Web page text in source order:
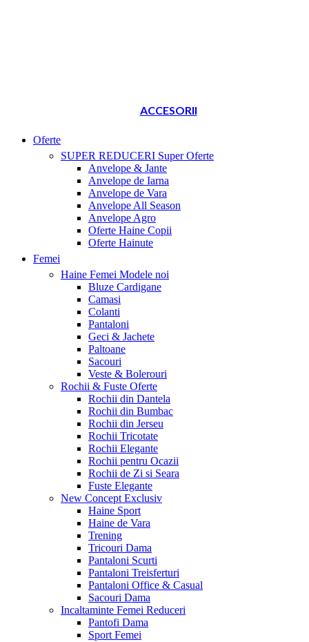
ACCESORII
Oferte
SUPER REDUCERI Super Oferte
Anvelope & Jante
Anvelope de Iarna
Anvelope de Vara
Anvelope All Season
Anvelope Agro
Oferte Haine Copii
Oferte Hainute
Femei
Haine Femei Modele noi
Bluze Cardigane
Camasi
Colanti
Pantaloni
Geci & Jachete
Paltoane
Sacouri
Veste & Bolerouri
Rochii & Fuste Oferte
Rochii din Dantela
Rochii din Bumbac
Rochii din Jerseu
Rochii Tricotate
Rochii Elegante
Rochii pentru Ocazii
Rochii de Zi si Seara
Fuste Elegante
New Concept Exclusiv
Haine Sport
Haine de Vara
Trening
Tricouri Dama
Pantaloni Scurti
Pantaloni Treisferturi
Pantaloni Office & Casual
Sacouri Dama
Incaltaminte Femei Reduceri
Pantofi Dama
Sport Femei